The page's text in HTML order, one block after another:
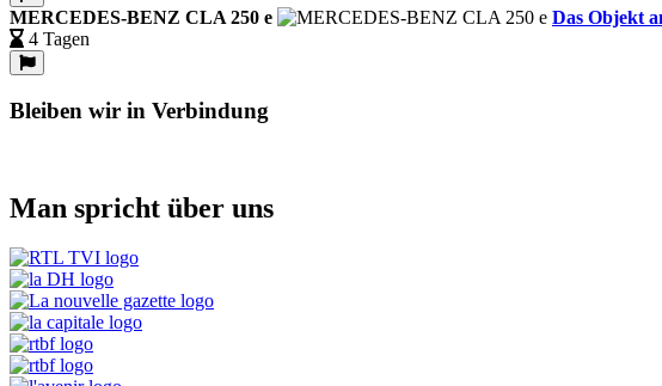
MERCEDES-BENZ CLA 250 e
Das Objekt
4 Tagen
Bleiben wir in Verbindung
Man spricht über uns